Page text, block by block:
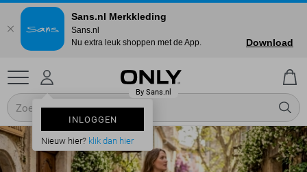
INLOGGEN
Nieuw hier? klik dan hier
Sans.nl Merkkleding
Sans.nl
Nu extra leuk shoppen met de App.
Download